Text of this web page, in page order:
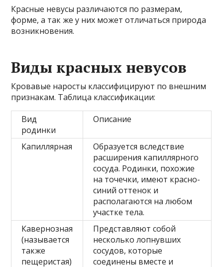
Красные невусы различаются по размерам,
форме, а так же у них может отличаться природа
возникновения.
Виды красных невусов
Кровавые наросты классифицируют по внешним
признакам. Таблица классификации:
Вид
родинки
Описание
Капиллярная
Образуется вследствие
расширения капиллярного
сосуда. Родинки, похожие
на точечки, имеют красно-
синий оттенок и
располагаются на любом
участке тела.
Кавернозная
(называется
также
пещеристая)
Представляют собой
несколько лопнувших
сосудов, которые
соединены вместе и